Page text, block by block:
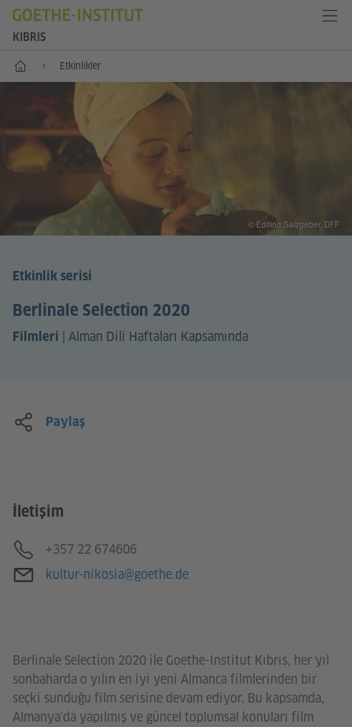
KIBRIS
Anasayfa Etkinlikler
Etkinlik serisi
Berlinale Selection 2020
Filmleri | Alman Dili Haftaları Kapsamında
© Edition Salzgeber, DFF
Berlinale Selection 2020 ile Goethe-Institut Kıbrıs, her yıl
sonbaharda o yılın en iyi yeni Almanca filmlerinden bir
seçki sunduğu film serisine devam ediyor. Bu kapsamda,
Almanya'da yapılmış ve güncel toplumsal konuları film
Paylaş
İletişim
Telefon
+357 22 674606
E-posta
kultur-nikosia@goethe.de